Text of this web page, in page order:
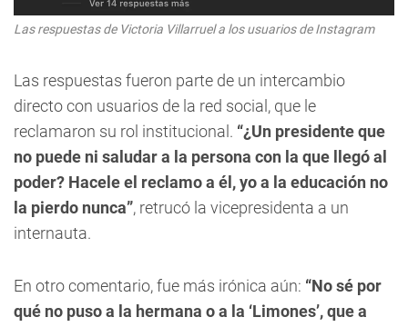
Las respuestas de Victoria Villarruel a los usuarios de Instagram
Las respuestas fueron parte de un intercambio
directo con usuarios de la red social, que le
reclamaron su rol institucional. “¿Un presidente que
no puede ni saludar a la persona con la que llegó al
poder? Hacele el reclamo a él, yo a la educación no
la pierdo nunca”, retrucó la vicepresidenta a un
internauta.
En otro comentario, fue más irónica aún: “No sé por
qué no puso a la hermana o a la ‘Limones’, que a